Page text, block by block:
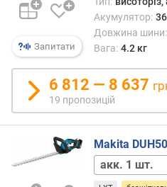
к
т
ь
л
а
н
ц
г
Запитати
Акумулятор:
Довжина шини:
Вага: 4.2 кг
6 812 — 8 637
19 пропозицій
Makita
акк.
відсутній